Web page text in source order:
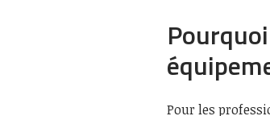
Pour les